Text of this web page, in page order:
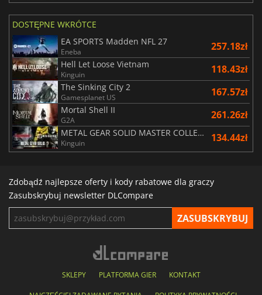
DOSTĘPNE WKRÓTCE
EA SPORTS Madden NFL 27
Eneba 257.18zł
Hell Let Loose Vietnam
Kinguin 118.43zł
The Sinking City 2
Gamesplanet US 167.57zł
Mortal Shell II
G2A 261.26zł
METAL GEAR SOLID MASTER COLLECTION Vol.2
Kinguin 134.44zł
Zdobądź najlepsze oferty i kody rabatowe dla graczy
Zasubskrybuj newsletter DLCompare
SKLEPY PLATFORMA GIER KONTAKT